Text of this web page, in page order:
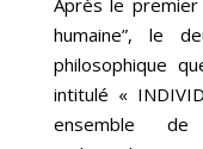
humaine”, le
philosophique
intitulé «
ensemble de